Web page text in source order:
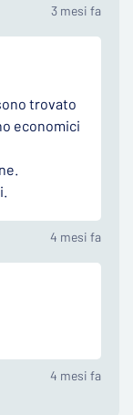
3 mesi fa
trovato
economici
4 mesi fa
4 mesi fa